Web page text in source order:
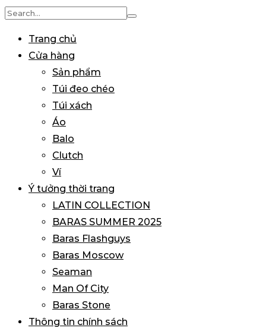
Search
Trang chủ
Cửa hàng
Sản phẩm
Túi đeo chéo
Túi xách
Áo
Balo
Clutch
Ví
Ý tưởng thời trang
LATIN COLLECTION
BARAS SUMMER 2025
Baras Flashguys
Baras Moscow
Seaman
Man Of City
Baras Stone
Thông tin chính sách